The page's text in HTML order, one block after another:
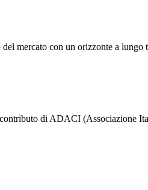
mercato con un orizzonte a lungo
di ADACI (Associazione